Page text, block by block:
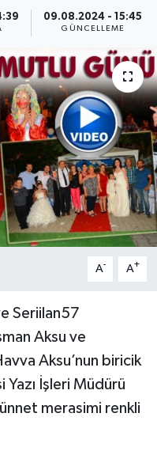
09.08.2024 - 15:45
GÜNCELLEME
A- A+
Seriilan57
Aksu ve
Aksu’nun biricik
İşleri Müdürü
merasimi renkli